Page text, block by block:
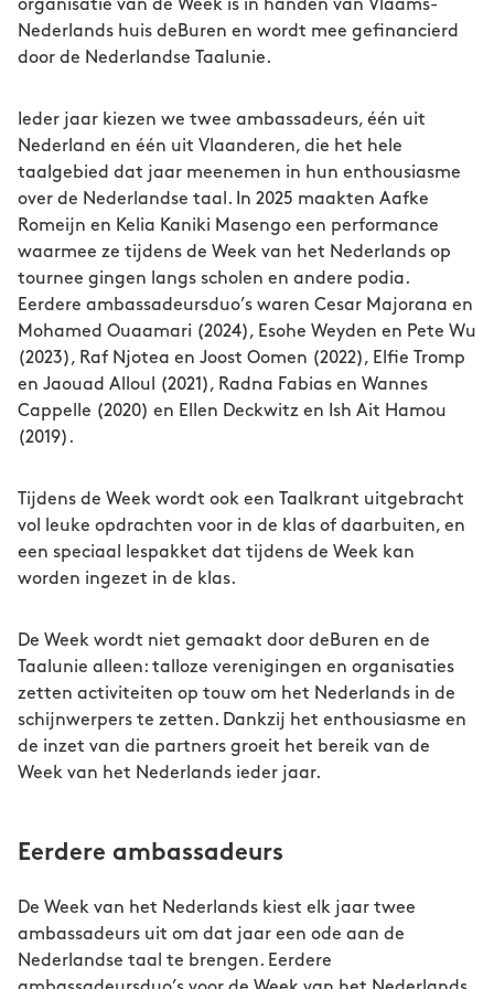
genomineerd voor de C. Buddingh'-prijs. Roan
is ook redacteur bij
De Revisor
organisatie van de Week is in handen van Vlaams-
Nederlands huis deBuren en wordt mee gefinancierd
door de Nederlandse Taalunie.
Ieder jaar kiezen we twee ambassadeurs, één uit
Nederland en één uit Vlaanderen, die het hele
taalgebied dat jaar meenemen in hun enthousiasme
over de Nederlandse taal. In 2025 maakten Aafke
Romeijn en Kelia Kaniki Masengo een performance
waarmee ze tijdens de Week van het Nederlands op
tournee gingen langs scholen en andere podia.
Eerdere ambassadeursduo’s waren Cesar Majorana en
Mohamed Ouaamari (2024), Esohe Weyden en Pete Wu
(2023), Raf Njotea en Joost Oomen (2022), Elfie Tromp
en Jaouad Alloul (2021), Radna Fabias en Wannes
Cappelle (2020) en Ellen Deckwitz en Ish Ait Hamou
(2019).
Tijdens de Week wordt ook een Taalkrant uitgebracht
vol leuke opdrachten voor in de klas of daarbuiten, en
een speciaal lespakket dat tijdens de Week kan
worden ingezet in de klas.
De Week wordt niet gemaakt door deBuren en de
Taalunie alleen: talloze verenigingen en organisaties
zetten activiteiten op touw om het Nederlands in de
schijnwerpers te zetten. Dankzij het enthousiasme en
de inzet van die partners groeit het bereik van de
Week van het Nederlands ieder jaar.
Eerdere ambassadeurs
De Week van het Nederlands kiest elk jaar twee
ambassadeurs uit om dat jaar een ode aan de
Nederlandse taal te brengen. Eerdere